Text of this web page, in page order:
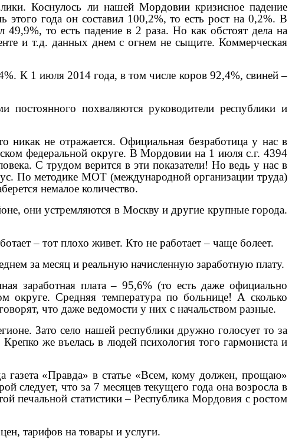
Коснулось ли нашей Мордовии кризисное падение
года он составил 100,2%, то есть рост на 0,2%. В
49,9%, то есть падение в 2 раза. Но как обстоят дела на
и т.д. данных днем с огнем не сыщите. Коммерческая
К 1 июля 2014 года, в том числе коров 92,4%, свиней –
похваляются руководители республики и
не отражается. Официальная безработица у нас в
федеральной округе. В Мордовии на 1 июля с.г. 4394
С трудом верится в эти показатели! Но ведь у нас в
По методике МОТ (международной организации труда)
немалое количество.
они устремляются в Москву и другие крупные города.
– тот плохо живет. Кто не работает – чаще болеет.
за месяц и реальную начисленную заработную плату.
заработная плата – 95,6% (то есть даже официально
округе. Средняя температура по больнице! А сколько
что даже ведомости у них с начальством разные.
Зато село нашей республики дружно голосует то за
же въелась в людей психология того гармониста и
газета «Правда» в статье «Всем, кому должен, прощаю»
следует, что за 7 месяцев текущего года она возросла в
печальной статистики – Республика Мордовия с ростом
тарифов на товары и услуги.